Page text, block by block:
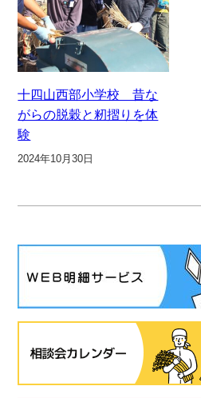
十四山西部小学校 昔な
がらの脱穀と籾摺りを体
験
2024年10月30日